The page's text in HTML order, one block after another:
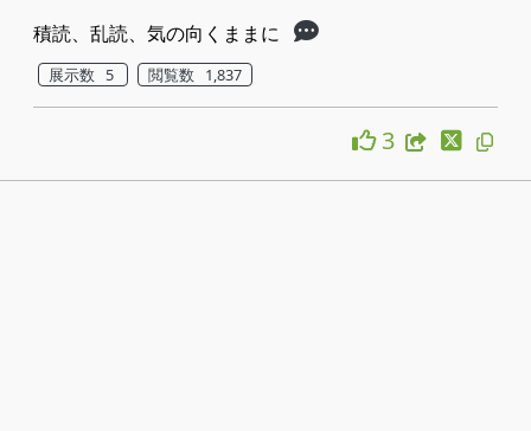
積読、乱読、気の向くままに
展示数 5 閲覧数 1,837
3